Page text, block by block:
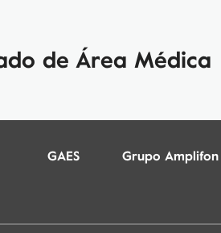
de Área Médica
GAES Grupo Amplifon